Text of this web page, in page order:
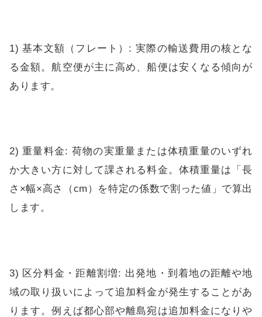
1) 基本文額（フレート）: 実際の輸送費用の核とな
る金額。航空便が主に高め、船便は安くなる傾向が
あります。
2) 重量料金: 荷物の実重量または体積重量のいずれ
か大きい方に対して課される料金。体積重量は「長
さ×幅×高さ（cm）を特定の係数で割った値」で算出
します。
3) 区分料金・距離割増: 出発地・到着地の距離や地
域の取り扱いによって追加料金が発生することがあ
ります。例えば都心部や離島宛は追加料金になりや